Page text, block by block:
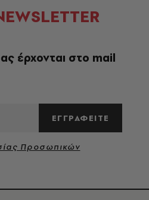
έρχονται στο mail
ΕΓΓΡΑΦΕΙΤΕ
Προσωπικών